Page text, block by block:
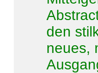
den
neues,